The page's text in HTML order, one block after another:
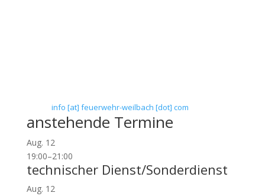
info [at] feuerwehr-weilbach [dot] com
anstehende Termine
Aug. 12
19:00–21:00
technischer Dienst/Sonderdienst
Aug. 12